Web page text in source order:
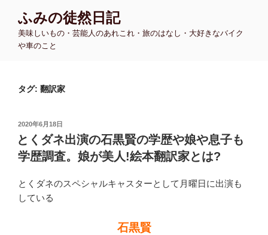
ふみの徒然日記
美味しいもの・芸能人のあれこれ・旅のはなし・大好きなバイク
や車のこと
タグ: 翻訳家
投
稿
日:
2020年6月18日
とくダネ出演の石黒賢の学歴や娘や息子も
学歴調査。娘が美人!絵本翻訳家とは?
とくダネのスペシャルキャスターとして月曜日に出演も
している
石黒賢